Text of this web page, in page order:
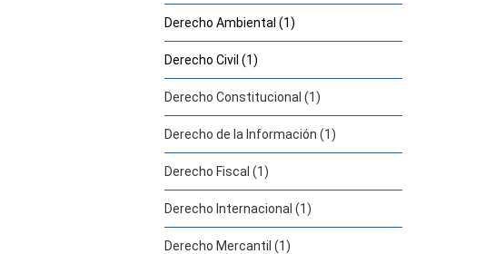
Derecho Ambiental (1)
Derecho Civil (1)
Derecho Constitucional (1)
Derecho de la Información (1)
Derecho Fiscal (1)
Derecho Internacional (1)
Derecho Mercantil (1)